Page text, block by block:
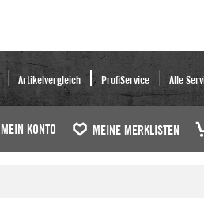
Artikelvergleich ProfiService Alle
MEIN KONTO MEINE MERKLISTEN